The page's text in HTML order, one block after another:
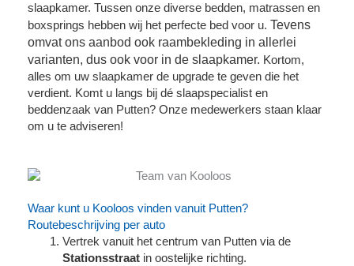
slaapkamer. Tussen onze diverse bedden, matrassen en
boxsprings hebben wij het perfecte bed voor u. Tevens
omvat ons aanbod ook raambekleding in allerlei
varianten, dus ook voor in de slaapkamer. Kortom,
alles om uw slaapkamer de upgrade te geven die het
verdient. Komt u langs bij dé slaapspecialist en
beddenzaak van Putten? Onze medewerkers staan klaar
om u te adviseren!
Waar kunt u Kooloos vinden vanuit Putten?
Routebeschrijving per auto
Vertrek vanuit het centrum van Putten via de
Stationsstraatin oostelijke richting.